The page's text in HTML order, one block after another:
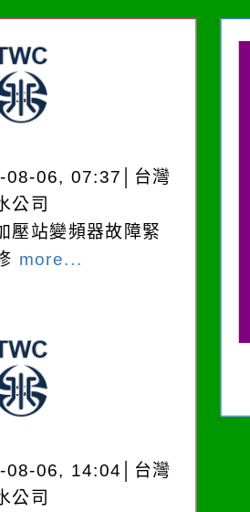
08-06, 07:37│台灣
公司
壓站變頻器故障緊
more...
08-06, 14:04│台灣
公司
作者：網路小語
生活是一面鏡子。你對